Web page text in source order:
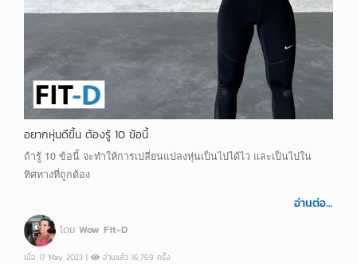
อยากหุ่นดีขึ้น ต้องรู้ 10 ข้อนี้
ถ้ารู้ 10 ข้อนี้ จะทำให้การเปลี่ยนแปลงหุ่นเป็นไปได้ไว และเป็นไปใน
ทิศทางที่ถูกต้อง
อ่านต่อ...
โดย Wow Fit-D
เมื่อ 17 May 2023 | อ่านแล้ว 16,769 ครั้ง